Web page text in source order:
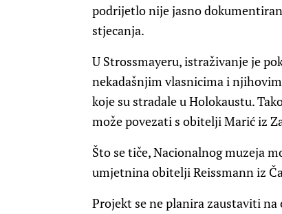
podrijetlo nije jasno
stjecanja.
U Strossmayeru, istraživanje je
nekadašnjim vlasnicima i
koje su stradale u Holokaustu.
može povezati s obitelji Marić iz
Što se tiče, Nacionalnog muzeja
umjetnina obitelji Reissmann iz
Projekt se ne planira zaustaviti